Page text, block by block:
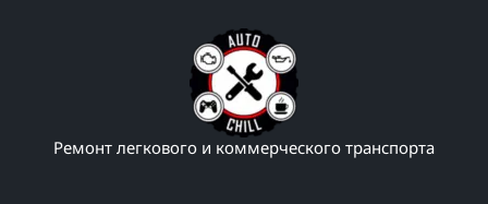
Замена суппорта тормозного
Замена тормозного барабана
Ремонт легкового и коммерческого транспорта